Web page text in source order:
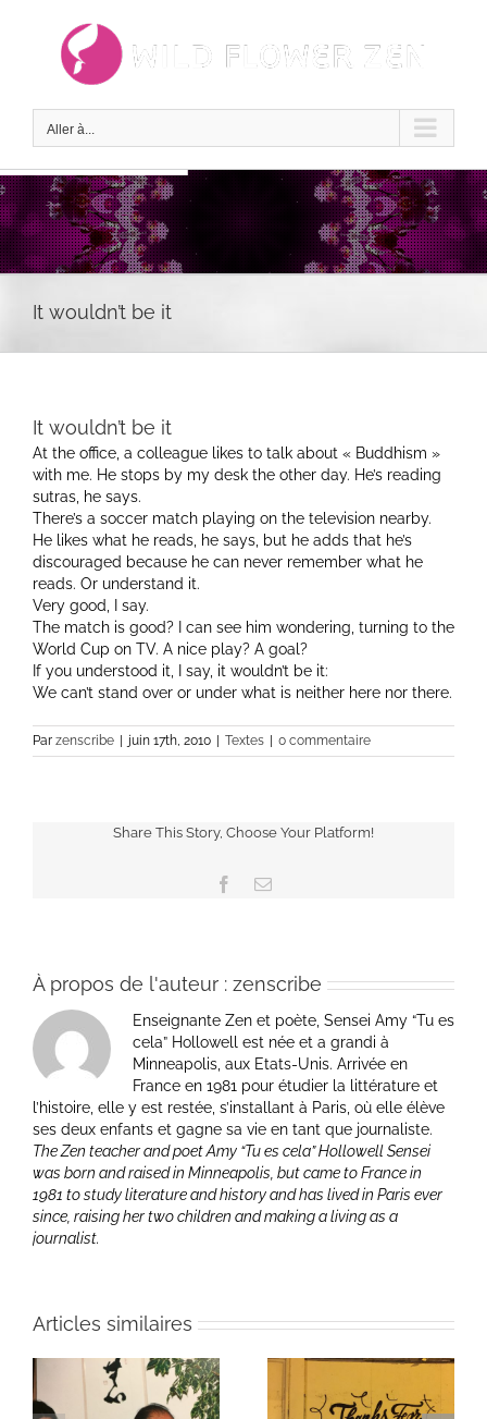
Aller à...
It wouldn’t be it
It wouldn’t be it
At the office, a colleague likes to talk about « Buddhism »
with me. He stops by my desk the other day. He’s reading
sutras, he says.
There’s a soccer match playing on the television nearby.
He likes what he reads, he says, but he adds that he’s
discouraged because he can never remember what he
reads. Or understand it.
Very good, I say.
The match is good? I can see him wondering, turning to the
World Cup on TV. A nice play? A goal?
If you understood it, I say, it wouldn’t be it:
We can’t stand over or under what is neither here nor there.
Par zenscribe juin 17th, 2010 Textes 0 commentaire
Share This Story, Choose Your Platform!
Facebook
Email
À propos de l'auteur : zenscribe
Enseignante Zen et poète, Sensei Amy “Tu es
cela” Hollowell est née et a grandi à
Minneapolis, aux Etats-Unis. Arrivée en
France en 1981 pour étudier la littérature et
l’histoire, elle y est restée, s’installant à Paris, où elle élève
ses deux enfants et gagne sa vie en tant que journaliste.
The Zen teacher and poet Amy “Tu es cela” Hollowell Sensei
was born and raised in Minneapolis, but came to France in
1981 to study literature and history and has lived in Paris ever
since, raising her two children and making a living as a
journalist.
Articles similaires